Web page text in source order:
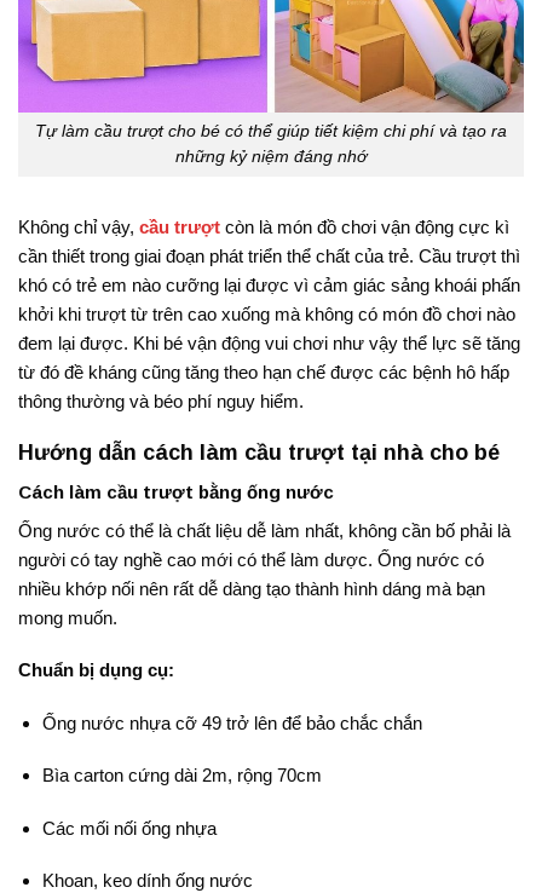
Tự làm cầu trượt cho bé có thể giúp tiết kiệm chi phí và tạo ra
những kỷ niệm đáng nhớ
Không chỉ vậy, cầu trượt còn là món đồ chơi vận động cực kì
cần thiết trong giai đoạn phát triển thể chất của trẻ. Cầu trượt thì
khó có trẻ em nào cưỡng lại được vì cảm giác sảng khoái phấn
khởi khi trượt từ trên cao xuống mà không có món đồ chơi nào
đem lại được. Khi bé vận động vui chơi như vậy thể lực sẽ tăng
từ đó đề kháng cũng tăng theo hạn chế được các bệnh hô hấp
thông thường và béo phí nguy hiểm.
Hướng dẫn cách làm cầu trượt tại nhà cho bé
Cách làm cầu trượt bằng ống nước
Ống nước có thể là chất liệu dễ làm nhất, không cần bố phải là
người có tay nghề cao mới có thể làm dược. Ống nước có
nhiều khớp nối nên rất dễ dàng tạo thành hình dáng mà bạn
mong muốn.
Chuẩn bị dụng cụ:
Ống nước nhựa cỡ 49 trở lên để bảo chắc chắn
Bìa carton cứng dài 2m, rộng 70cm
Các mối nối ống nhựa
Khoan, keo dính ống nước